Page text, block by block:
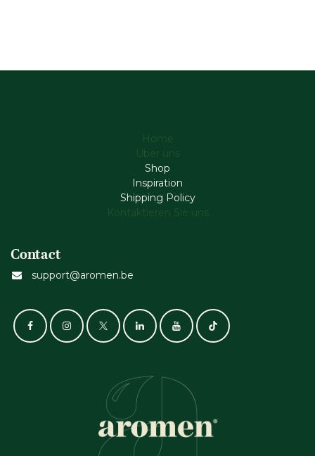
Home
Über uns
Shop
Inspiration
Shipping Policy
Kontaktieren Sie uns
Contact
support@aromen.be